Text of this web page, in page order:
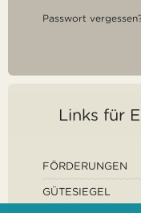
Passwort
Links für
FÖRDERUNGEN
GÜTESIEGEL